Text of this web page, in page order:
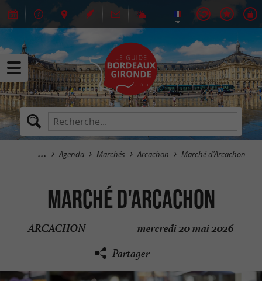
Agenda Marchés Arcachon Marché d'Arcachon
Marché d'Arcachon
ARCACHON mercredi 20 mai 2026
Partager